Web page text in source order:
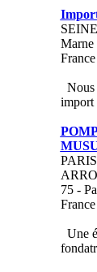
Marne
France
Nous
import
75 -
France
Une